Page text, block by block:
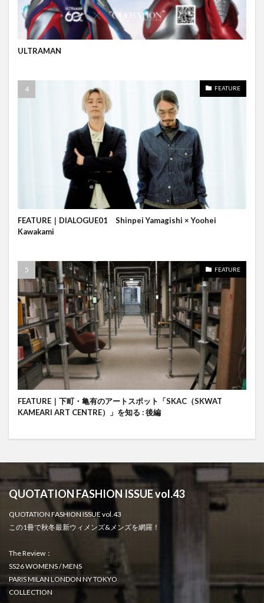
ULTRAMAN
FEATURE
FEATURE｜DIALOGUE01 Shinpei Yamagishi × Yoohei
Kawakami
FEATURE
FEATURE｜下町・亀有のアートスポット「SKAC（SKWAT
KAMEARI ART CENTRE）」を知る : 後編
QUOTATION FASHION ISSUE vol.43
QUOTATION FASHION ISSUE vol.43
この1冊で秋冬最新ウィメンズ&メンズを網羅！
The Review：
SS26 WOMENS / MENS
PARIS MILAN LONDON NY TOKYO
COLLECTION